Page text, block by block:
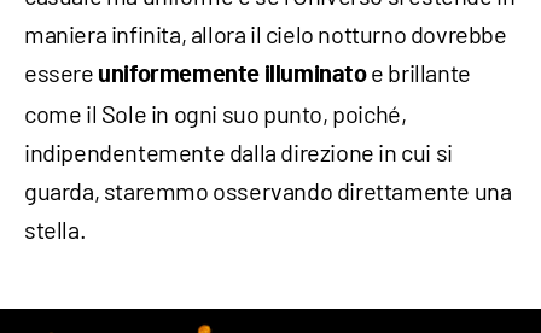
maniera infinita, allora il cielo notturno dovrebbe
essere uniformemente illuminatoe brillante
come il Sole in ogni suo punto, poiché,
indipendentemente dalla direzione in cui si
guarda, staremmo osservando direttamente una
stella.